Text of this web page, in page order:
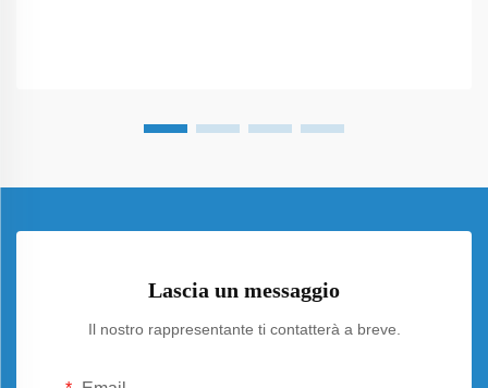
Lascia un messaggio
Il nostro rappresentante ti contatterà a breve.